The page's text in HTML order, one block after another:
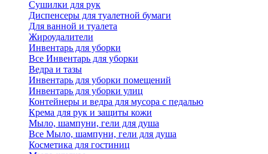
Сушилки для рук
Диспенсеры для туалетной бумаги
Для ванной и туалета
Жироудалители
Инвентарь для уборки
Все Инвентарь для уборки
Ведра и тазы
Инвентарь для уборки помещений
Инвентарь для уборки улиц
Контейнеры и ведра для мусора с педалью
Крема для рук и защиты кожи
Мыло, шампуни, гели для душа
Все Мыло, шампуни, гели для душа
Косметика для гостиниц